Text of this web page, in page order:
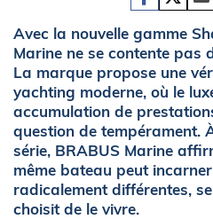
Avec la nouvelle gamme
Marine ne se contente pas
La marque propose une
yachting moderne, où le
accumulation de
question de tempérament.
série, BRABUS Marine
même bateau peut
radicalement différentes,
choisit de le vivre.